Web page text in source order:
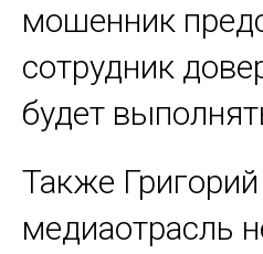
мошенник
сотрудник
будет
Также
медиаотрасль